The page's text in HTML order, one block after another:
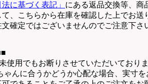
法に基づく表記」 にある返品交換等、商
、こちらから在庫を確認した上でお
確定ではございませんのでご注意下さ
使用でもお断りさせていただいておりま
んに合うかどうか心配な場合、実寸